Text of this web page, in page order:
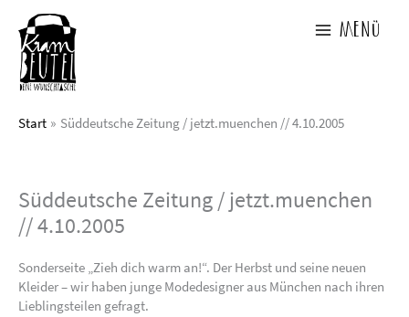
Inhalt
springen
Menü
Start Süddeutsche Zeitung / jetzt.muenchen // 4.10.2005
Süddeutsche Zeitung / jetzt.muenchen
// 4.10.2005
Sonderseite „Zieh dich warm an!“. Der Herbst und seine neuen
Kleider – wir haben junge Modedesigner aus München nach ihren
Lieblingsteilen gefragt.